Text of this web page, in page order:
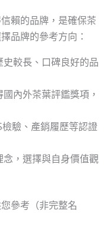
賴的品牌，是確保茶
品牌的參考方向：
史較長、口碑良好的品
內外茶葉評鑑獎項，
檢驗、產銷履歷等認證
，選擇與自身價值觀
參考（非完整名